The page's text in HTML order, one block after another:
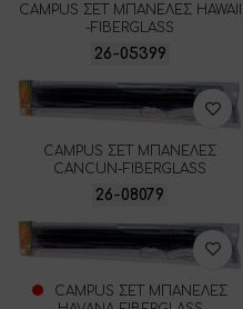
CAMPUS ΣΕΤ ΜΠΑΝΕΛΕΣ HAWAII
-FIBERGLASS
26-05399
CAMPUS ΣΕΤ ΜΠΑΝΕΛΕΣ
CANCUN-FIBERGLASS
26-08079
CAMPUS ΣΕΤ ΜΠΑΝΕΛΕΣ